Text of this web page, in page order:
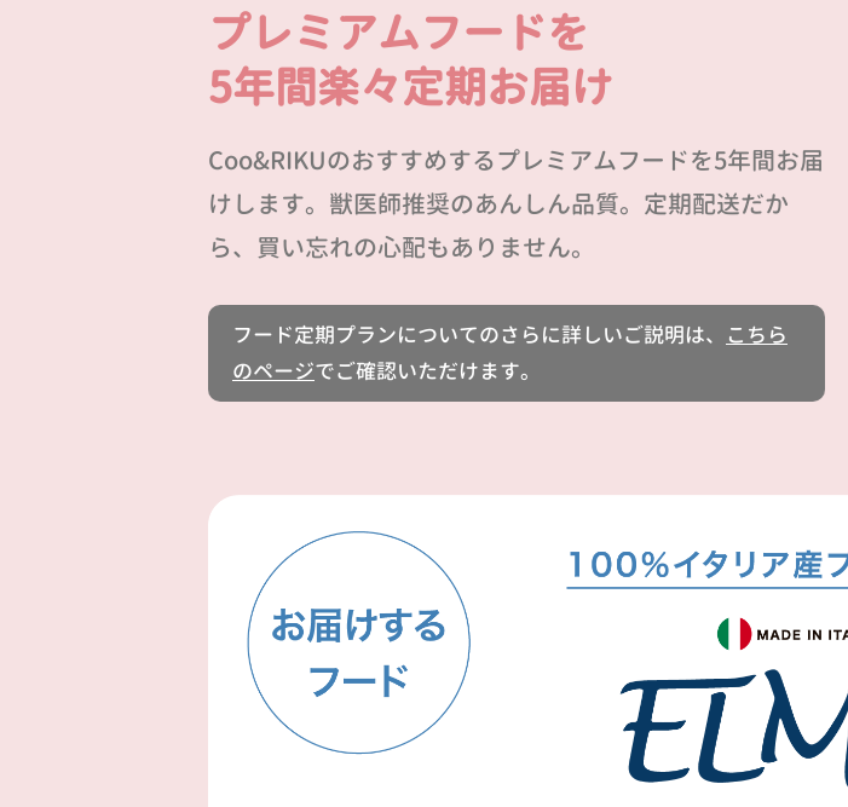
プレミアムフードを
5年間楽々定期お届け
Coo&RIKUのおすすめするプレミアムフードを5年間お届
けします。獣医師推奨のあんしん品質。定期配送だか
ら、買い忘れの心配もありません。
フード定期プランについてのさらに詳しいご説明は、
こちら
のページでご確認いただけます。